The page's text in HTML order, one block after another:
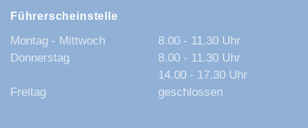
Führerscheinstelle
Montag - Mittwoch
8.00 - 11.30 Uhr
Donnerstag
8.00 - 11.30 Uhr
14.00 - 17.30 Uhr
Freitag
geschlossen